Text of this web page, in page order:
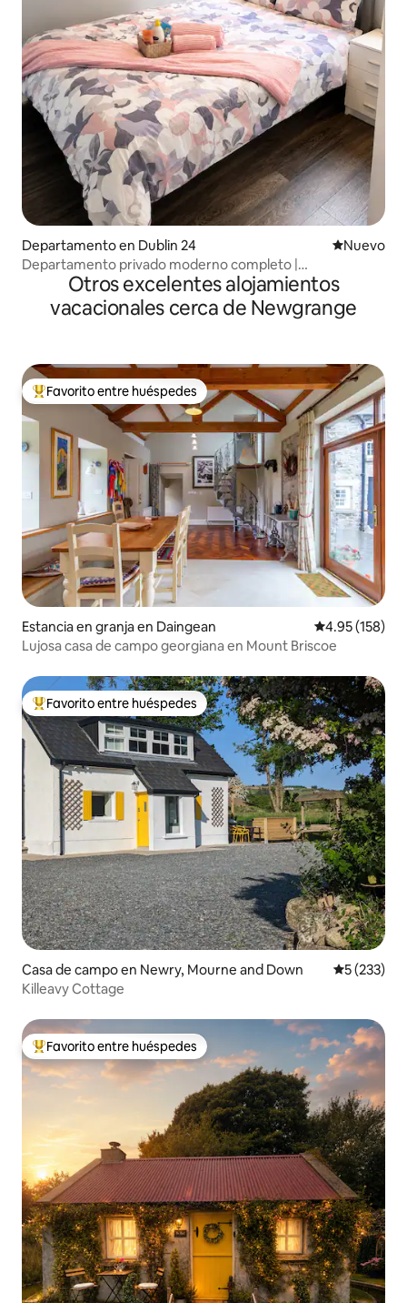
Departamento en Dublin 24 Nuevo
Nuevo
Departamento privado moderno completo |
Estacionamiento gratuito
Otros excelentes alojamientos
vacacionales cerca de Newgrange
De los mejores en Favorito entre huéspedes
Favorito entre huéspedes
Estancia en granja en Daingean Calificación
4.95 (158)
Lujosa casa de campo georgiana en Mount Briscoe
De los mejores en Favorito entre huéspedes
Favorito entre huéspedes
Casa de campo en Newry, Mourne and Down
5 (233)
Killeavy Cottage
De los mejores en Favorito entre huéspedes
Favorito entre huéspedes